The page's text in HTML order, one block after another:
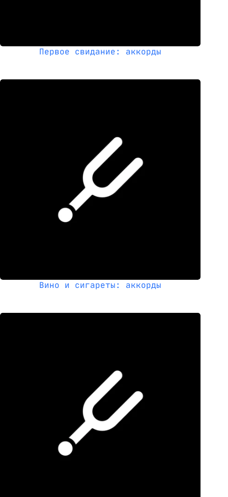
Первое свидание: аккорды
Вино и сигареты: аккорды